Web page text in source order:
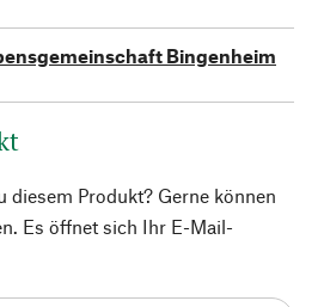
Bingenheim
diesem Produkt? Gerne können
Es öffnet sich Ihr E-Mail-